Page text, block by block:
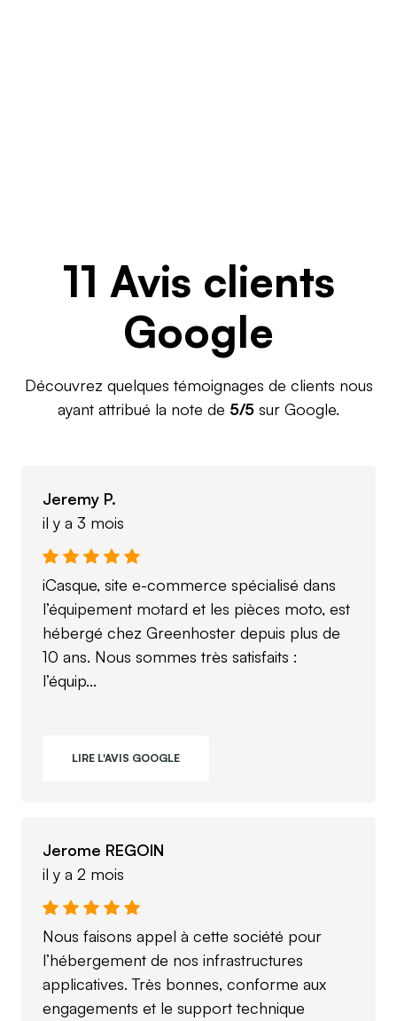
11 Avis clients
Google
Découvrez quelques témoignages de clients nous
ayant attribué la note de 5/5 sur Google.
Jeremy P.
il y a 3 mois
iCasque, site e-commerce spécialisé dans
l’équipement motard et les pièces moto, est
hébergé chez Greenhoster depuis plus de
10 ans. Nous sommes très satisfaits :
l’équip...
LIRE L'AVIS GOOGLE
Jerome REGOIN
il y a 2 mois
Nous faisons appel à cette société pour
l’hébergement de nos infrastructures
applicatives. Très bonnes, conforme aux
engagements et le support technique